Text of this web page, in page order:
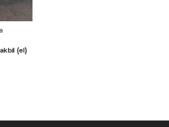
(el)